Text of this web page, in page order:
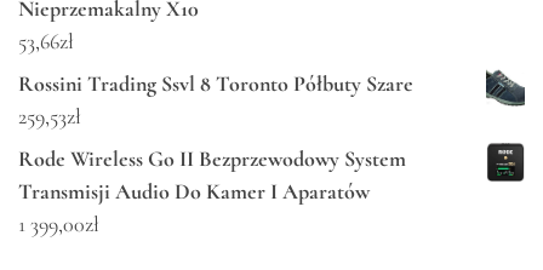
Nieprzemakalny X10
53,66zł
Rossini Trading Ssvl 8 Toronto Półbuty Szare
259,53zł
Rode Wireless Go II Bezprzewodowy System
Transmisji Audio Do Kamer I Aparatów
1 399,00zł